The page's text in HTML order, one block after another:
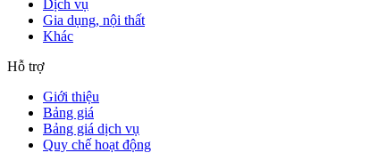
Dịch vụ
Gia dụng, nội thất
Khác
Hỗ trợ
Giới thiệu
Bảng giá
Bảng giá dịch vụ
Quy chế hoạt động